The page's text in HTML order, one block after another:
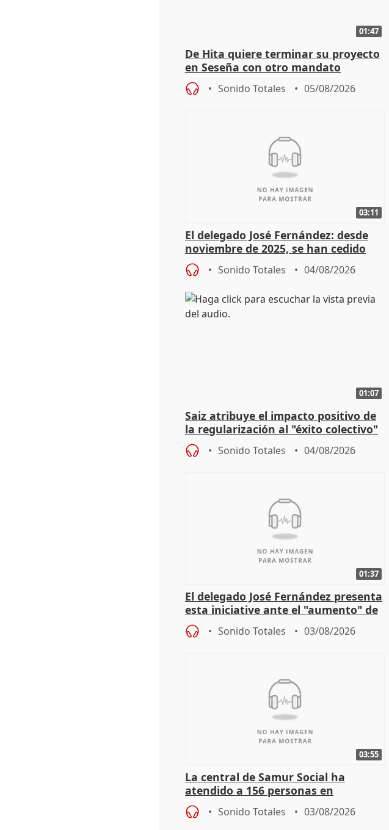
01:47
De Hita quiere terminar su proyecto
en Seseña con otro mandato
Sonido Totales 05/08/2026
03:11
El delegado José Fernández: desde
noviembre de 2025, se han cedido
9.810 ayudas por nacimiento
Sonido Totales 04/08/2026
01:07
Saiz atribuye el impacto positivo de
la regularización al "éxito colectivo"
del Gobierno
Sonido Totales 04/08/2026
01:37
El delegado José Fernández presenta
esta iniciative ante el "aumento" de
personas sin hogar en Madri
Sonido Totales 03/08/2026
03:55
La central de Samur Social ha
atendido a 156 personas en
situación de calle durante Campaña
de CalorSonido Totales 03/08/2026